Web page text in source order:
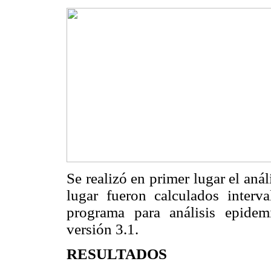
Se realizó en primer lugar el
lugar fueron calculados
programa para análisis
versión 3.1.
RESULTADOS